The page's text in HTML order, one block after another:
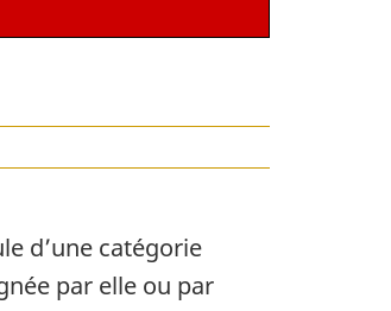
d’une catégorie
par elle ou par